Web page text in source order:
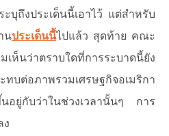
บุถึงประเด็นนี้เอาไว้ แต่สำหรับ
นประเด็นนี้ไปแล้ว สุดท้าย คณะ
ห็นว่าตราบใดที่การระบาดนี้ยัง
บต่อภาพรวมเศรษฐกิจอเมริกา
อยู่กับว่าในช่วงเวลานั้นๆ การ
ง